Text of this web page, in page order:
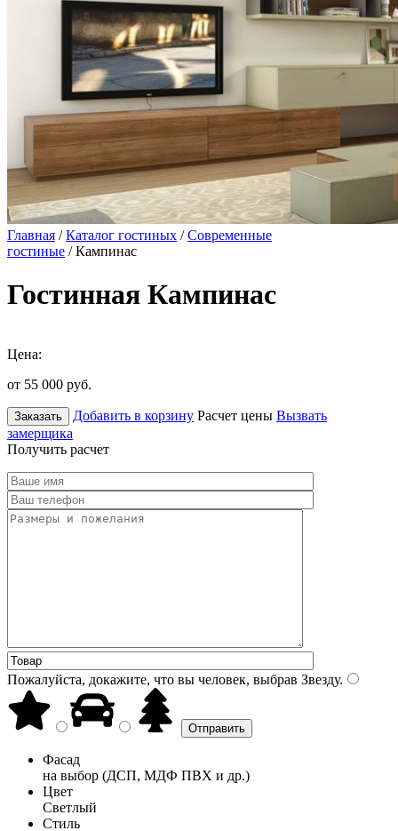
Главная /Каталог гостиных /Современные
гостиные / Кампинас
Гостинная Кампинас
Цена:
от 55 000 руб.
Заказать Добавить в корзину Расчет цены Вызвать
замерщика
Получить расчет
Пожалуйста, докажите, что вы человек, выбрав Звезду.
Фасад
на выбор (ДСП, МДФ ПВХ и др.)
Цвет
Светлый
Стиль